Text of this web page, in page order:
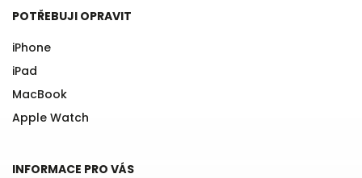
POTŘEBUJI OPRAVIT
iPhone
iPad
MacBook
Apple Watch
INFORMACE PRO VÁS